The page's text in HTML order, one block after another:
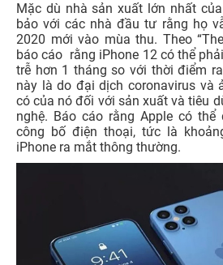
Mặc dù nhà sản xuất lớn nhất
bảo với các nhà đầu tư rằng họ
2020 mới vào mùa thu. Theo
báo cáo rằng iPhone 12 có thể
trễ hơn 1 tháng so với thời điểm
này là do đại dịch coronavirus và
có của nó đối với sản xuất và tiêu
nghệ. Báo cáo rằng Apple có
công bố điện thoại, tức là
iPhone ra mắt thông thường.